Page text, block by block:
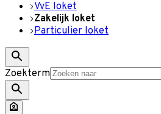
VvE loket
Zakelijk loket
Particulier loket
Zoekterm